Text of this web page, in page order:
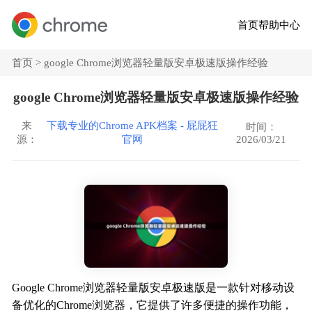
首页帮助中心
首页 > google Chrome浏览器轻量版安卓极速版操作经验
google Chrome浏览器轻量版安卓极速版操作经验
来
源：
下载专业的Chrome APK档案 - 屁屁狂
官网
时间：
2026/03/21
Google Chrome浏览器轻量版安卓极速版是一款针对移动设
备优化的Chrome浏览器，它提供了许多便捷的操作功能，